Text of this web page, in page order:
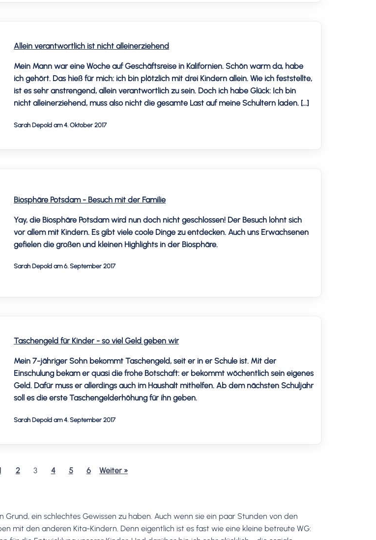
Allein verantwortlich ist nicht alleinerziehend
Mein Mann war eine Woche auf Geschäftsreise in Kalifornien. Schön warm da, habe
ich gehört. Das hieß für mich: ich bin plötzlich mit drei Kindern allein. Wie ich feststellte,
ist es sehr anstrengend, allein verantwortlich zu sein. Doch ich habe Glück: Ich bin
nicht alleinerziehend, muss also nicht die gesamte Last auf meine Schultern laden. […]
Sarah Depold am 4. Oktober 2017
Biosphäre Potsdam - Besuch mit der Familie
Yay, die Biosphäre Potsdam wird nun doch nicht geschlossen! Der Besuch lohnt sich
vor allem mit Kindern. Es gibt viele coole Dinge zu entdecken. Auch uns Erwachsenen
gefielen die großen und kleinen Highlights in der Biosphäre.
Sarah Depold am 6. September 2017
Taschengeld für Kinder - so viel Geld geben wir
Mein 7-jähriger Sohn bekommt Taschengeld, seit er in er Schule ist. Mit der
Einschulung bekam er quasi die frohe Botschaft: er bekommt wöchentlich sein eigenes
Geld. Dafür muss er allerdings auch im Haushalt mithelfen. Ab dem nächsten Schuljahr
soll es die erste Taschengelderhöhung für ihn geben.
Sarah Depold am 4. September 2017
2 3 4 5 6 Weiter »
ein schlechtes Gewissen zu haben. Auch wenn sie ein paar Stunden von den
mit den anderen Kita-Kindern. Denn eigentlich ist es fast wie eine kleine betreute WG: